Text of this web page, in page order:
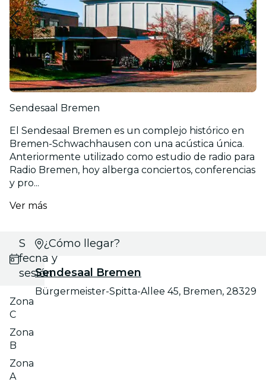
Sendesaal Bremen
El Sendesaal Bremen es un complejo histórico en
Bremen-Schwachhausen con una acústica única.
Anteriormente utilizado como estudio de radio para
Radio Bremen, hoy alberga conciertos, conferencias
y pro...
Ver más
Selecciona
fecha y
sesión
Zona
C
Zona
B
Zona
A
¿Cómo llegar?
Sendesaal Bremen
Bürgermeister-Spitta-Allee 45, Bremen, 28329